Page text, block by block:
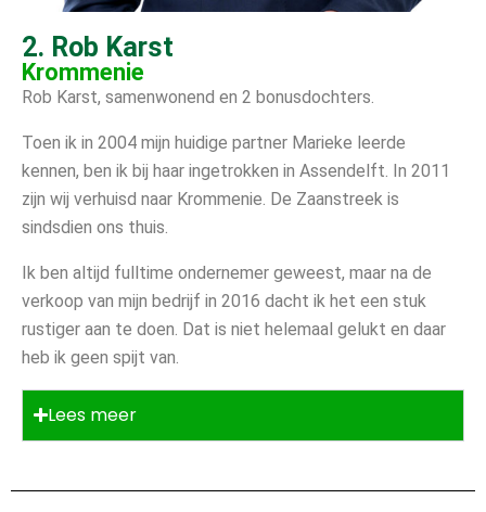
2. Rob Karst
Krommenie
Rob Karst, samenwonend en 2 bonusdochters.
Toen ik in 2004 mijn huidige partner Marieke leerde
kennen, ben ik bij haar ingetrokken in Assendelft. In 2011
zijn wij verhuisd naar Krommenie. De Zaanstreek is
sindsdien ons thuis.
Ik ben altijd fulltime ondernemer geweest, maar na de
verkoop van mijn bedrijf in 2016 dacht ik het een stuk
rustiger aan te doen. Dat is niet helemaal gelukt en daar
heb ik geen spijt van.
Lees meer